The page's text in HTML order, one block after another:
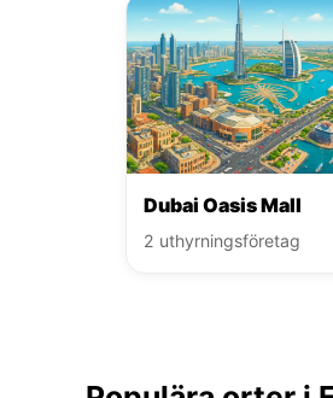
Dubai Oasis Mall
2 uthyrningsföretag